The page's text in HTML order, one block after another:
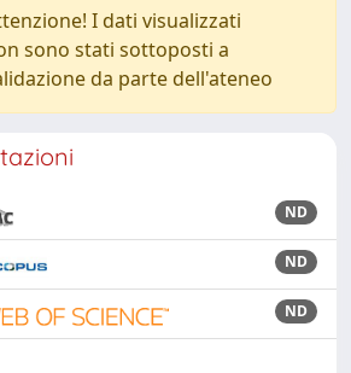
I dati visualizzati
sono stati sottoposti a
da parte dell'ateneo
ND
ND
ND